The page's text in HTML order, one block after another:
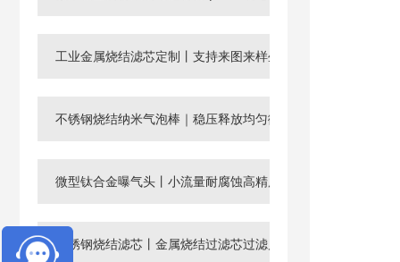
工业金属烧结滤芯定制丨支持来图来样生产微孔过滤元件
不锈钢烧结纳米气泡棒｜稳压释放均匀微纳米气泡
微型钛合金曝气头丨小流量耐腐蚀高精度工业微孔气体分布器
不锈钢烧结滤芯丨金属烧结过滤芯过滤片滤管